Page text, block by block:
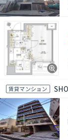
賃貸マンション